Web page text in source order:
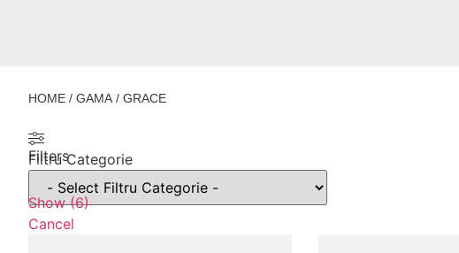
HOME / GAMA / GRACE
Filters
Filtru Categorie
Show(6)
Cancel